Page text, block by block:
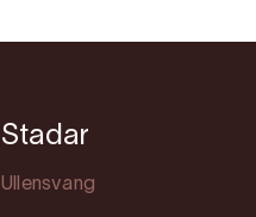
Stadar
Ullensvang